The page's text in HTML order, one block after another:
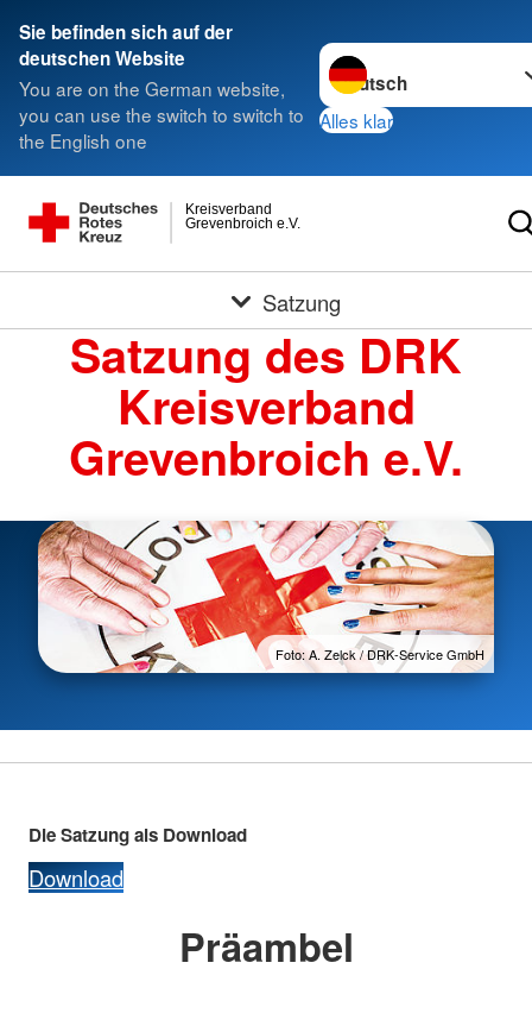
Sie befinden sich auf der
deutschen Website
You are on the German website,
you can use the switch to switch to
the English one
Sprache wechseln zu
Alles klar
Grevenbroich e.V.
Kreisverband
Satzung
Satzung des DRK
Kreisverband
Grevenbroich e.V.
Foto: A. Zelck / DRK-Service GmbH
Die Satzung als Download
Download
Präambel